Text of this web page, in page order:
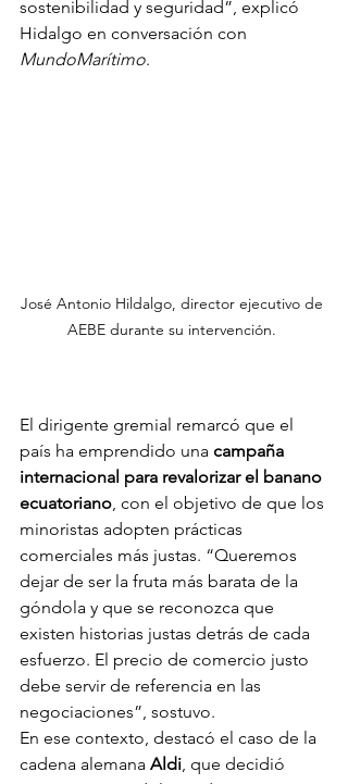
sostenibilidad y seguridad”, explicó
Hidalgo en conversación con
MundoMarítimo.
José Antonio Hildalgo, director ejecutivo de
AEBE durante su intervención.
El dirigente gremial remarcó que el
país ha emprendido una campaña
internacional para revalorizar el banano
ecuatoriano , con el objetivo de que los
minoristas adopten prácticas
comerciales más justas. “Queremos
dejar de ser la fruta más barata de la
góndola y que se reconozca que
existen historias justas detrás de cada
esfuerzo. El precio de comercio justo
debe servir de referencia en las
negociaciones”, sostuvo.
En ese contexto, destacó el caso de la
cadena alemana Aldi , que decidió